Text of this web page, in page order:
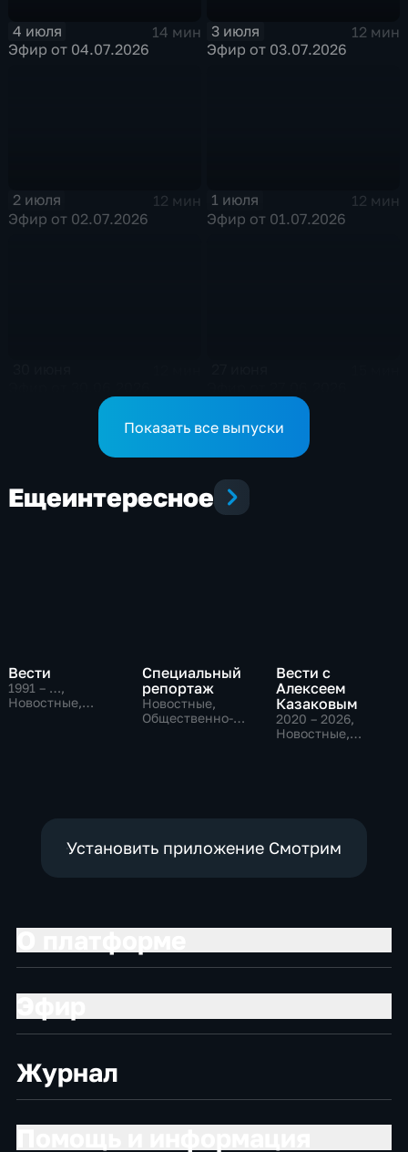
4 июля
14 мин
Эфир от 04.07.2026
3 июля
12 мин
Эфир от 03.07.2026
2 июля
12 мин
Эфир от 02.07.2026
1 июля
12 мин
Эфир от 01.07.2026
Показать все выпуски
Ещеинтересное
Вести
1991 – …,
Новостные,
Специальный
репортаж
Новостные,
Общественно-
Вести с
Алексеем
Казаковым
2020 – 2026,
Новостные,
Установить приложение Смотрим
Журнал